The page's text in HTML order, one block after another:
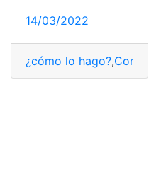
14/03/2022
¿cómo lo hago?,Consultas